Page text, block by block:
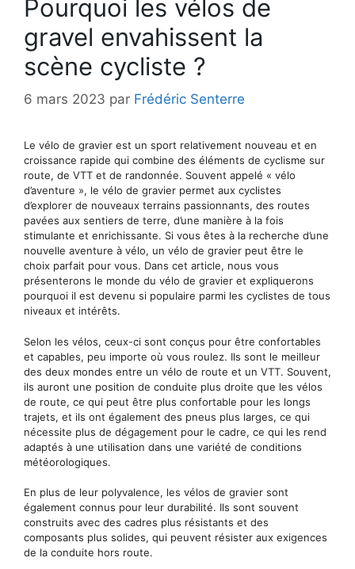
Pourquoi les vélos de
gravel envahissent la
scène cycliste ?
6 mars 2023 par Frédéric Senterre
Le vélo de gravier est un sport relativement nouveau et en
croissance rapide qui combine des éléments de cyclisme sur
route, de VTT et de randonnée. Souvent appelé « vélo
d’aventure », le vélo de gravier permet aux cyclistes
d’explorer de nouveaux terrains passionnants, des routes
pavées aux sentiers de terre, d’une manière à la fois
stimulante et enrichissante. Si vous êtes à la recherche d’une
nouvelle aventure à vélo, un vélo de gravier peut être le
choix parfait pour vous. Dans cet article, nous vous
présenterons le monde du vélo de gravier et expliquerons
pourquoi il est devenu si populaire parmi les cyclistes de tous
niveaux et intérêts.
Selon les vélos, ceux-ci sont conçus pour être confortables
et capables, peu importe où vous roulez. Ils sont le meilleur
des deux mondes entre un vélo de route et un VTT. Souvent,
ils auront une position de conduite plus droite que les vélos
de route, ce qui peut être plus confortable pour les longs
trajets, et ils ont également des pneus plus larges, ce qui
nécessite plus de dégagement pour le cadre, ce qui les rend
adaptés à une utilisation dans une variété de conditions
météorologiques.
En plus de leur polyvalence, les vélos de gravier sont
également connus pour leur durabilité. Ils sont souvent
construits avec des cadres plus résistants et des
composants plus solides, qui peuvent résister aux exigences
de la conduite hors route.